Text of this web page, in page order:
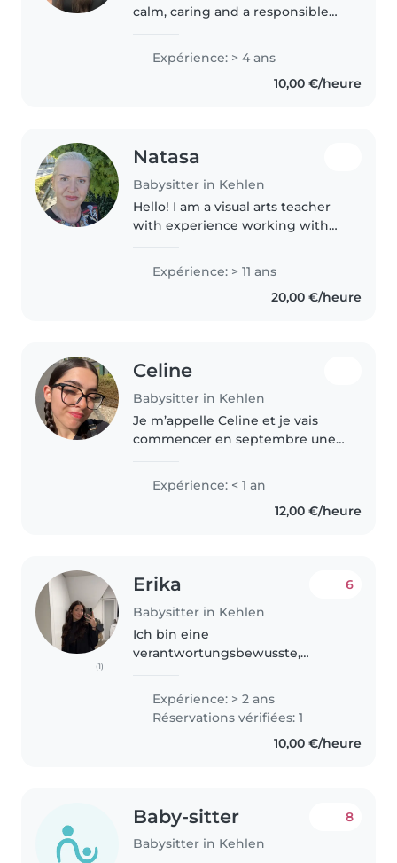
calm, caring and a responsible
yet have professional
experience, I have already cared
for my nieces and nephew. I
Expérience: > 4 ans
10,00 €/heure
Natasa
Babysitter in Kehlen
Hello! I am a visual arts teacher
with experience working with
I'm patient, kind and happy
woman. Always with a smile. I
am currently looking for job..
Expérience: > 11 ans
20,00 €/heure
Celine
Babysitter in Kehlen
Je m’appelle Celine et je vais
commencer en septembre une
obtenir le diplôme d’éducatrice
diplômée. Travailler avec les
enfants est une vraie passion
Expérience: < 1 an
12,00 €/heure
(1)
Erika
Babysitter in Kehlen
6
Ich bin eine
verantwortungsbewusste,
daran, mich um Kinder zu
kümmern. Ich habe mein
Babysitter-Diplom erworben
Expérience: > 2 ans
Réservations vérifiées: 1
10,00 €/heure
Baby-sitter
Babysitter in Kehlen
8